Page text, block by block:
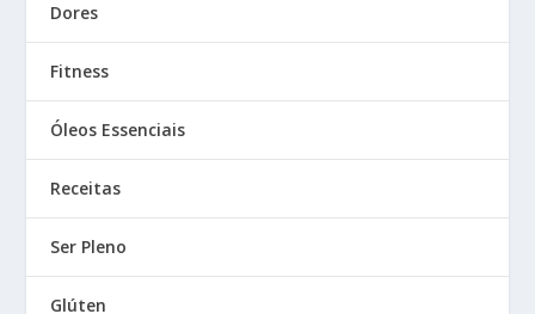
Dores
Fitness
Óleos Essenciais
Receitas
Ser Pleno
Glúten